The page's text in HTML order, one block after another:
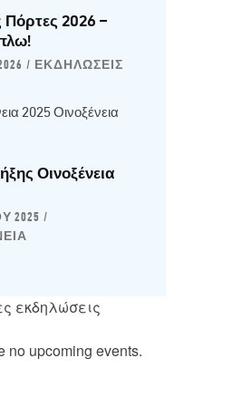
Πόρτες 2026 –
ΕΚΔΗΛΏΣΕΙΣ
Οινοξένεια
2025
εκδηλώσεις
no upcoming events.